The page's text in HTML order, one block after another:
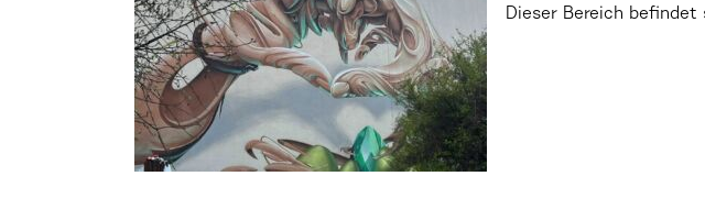
Dieser Bereich befindet